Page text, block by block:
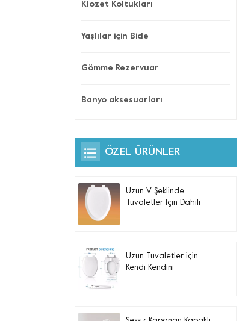
Klozet Koltukları
Yaşlılar için Bide
Gömme Rezervuar
Banyo aksesuarları
ÖZEL ÜRÜNLER
Uzun V Şeklinde
Tuvaletler İçin Dahili
Uzun Tuvaletler için
Kendi Kendini